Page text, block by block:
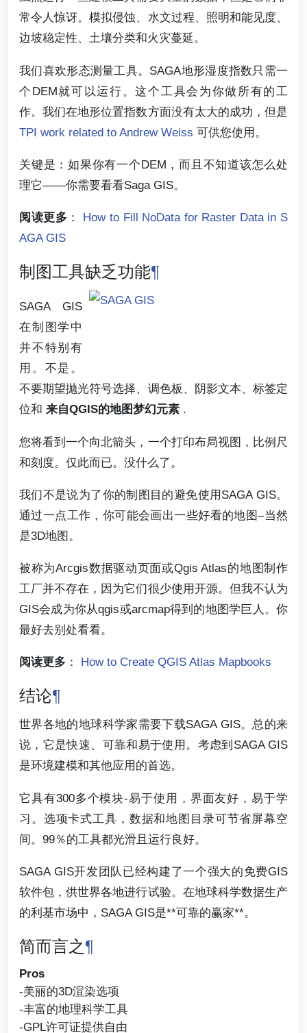
常令人惊讶。模拟侵蚀、水文过程、照明和能见度、
边坡稳定性、土壤分类和火灾蔓延。
我们喜欢形态测量工具。SAGA地形湿度指数只需一
个DEM就可以运行。这个工具会为你做所有的工
作。我们在地形位置指数方面没有太大的成功，但是
TPI work related to Andrew Weiss 可供您使用。
关键是：如果你有一个DEM，而且不知道该怎么处
理它——你需要看看Saga GIS。
阅读更多 ： How to Fill NoData for Raster Data in S
AGA GIS
制图工具缺乏功能¶
SAGA GIS
在制图学中
并不特别有
用。不是。
不要期望抛光符号选择、调色板、阴影文本、标签定
位和 来自QGIS的地图梦幻元素 .
您将看到一个向北箭头，一个打印布局视图，比例尺
和刻度。仅此而已。没什么了。
我们不是说为了你的制图目的避免使用SAGA GIS。
通过一点工作，你可能会画出一些好看的地图–当然
是3D地图。
被称为Arcgis数据驱动页面或Qgis Atlas的地图制作
工厂并不存在，因为它们很少使用开源。但我不认为
GIS会成为你从qgis或arcmap得到的地图学巨人。你
最好去别处看看。
阅读更多 ： How to Create QGIS Atlas Mapbooks
结论¶
世界各地的地球科学家需要下载SAGA GIS。总的来
说，它是快速、可靠和易于使用。考虑到SAGA GIS
是环境建模和其他应用的首选。
它具有300多个模块-易于使用，界面友好，易于学
习。选项卡式工具，数据和地图目录可节省屏幕空
间。99％的工具都光滑且运行良好。
SAGA GIS开发团队已经构建了一个强大的免费GIS
软件包，供世界各地进行试验。在地球科学数据生产
的利基市场中，SAGA GIS是**可靠的赢家**。
简而言之¶
Pros
-美丽的3D渲染选项
-丰富的地理科学工具
-GPL许可证提供自由